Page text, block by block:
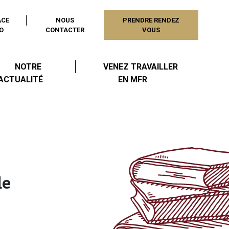
NOUS
CONTACTER
PRENDRE RENDEZ
VOUS
NOTRE
VENEZ TRAVAILLER
EN MFR